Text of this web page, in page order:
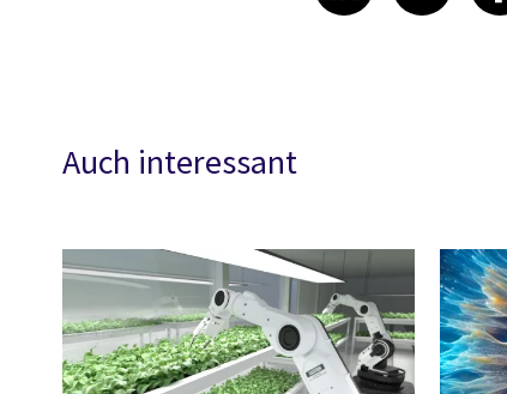
Auch interessant